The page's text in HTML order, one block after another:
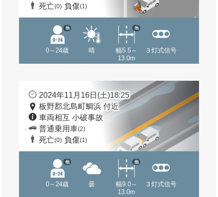
死亡(0) 負傷(1)
0～24歳
他
晴
幅5.5～
13.0m
他
３灯式信号
2024年11月16日(土)18:25
板野郡北島町鯛浜 付近
車両相互 小破事故
普通乗用車(2)
死亡(0) 負傷(1)
0～24歳
他
曇
幅9.0～
13.0m
他
３灯式信号